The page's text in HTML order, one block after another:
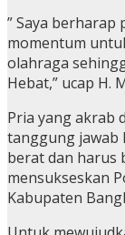
” Saya
momentum
olahraga
Hebat,” ucap H.
Pria yang akrab
tanggung jawab
berat dan harus
mensukseskan
Kabupaten